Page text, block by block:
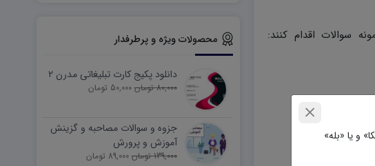
سوالات اقدام کنند:
محصولات ویژه و پرطرفدار
دانلود پکیج کارت تبلیغاتی مدرن ۲
80,000 تومان 50,000 تومان
جزوه و سوالات مصاحبه و گزینش
آموزش و پرورش
139,000 تومان 89,000 تومان
و یا «بله»